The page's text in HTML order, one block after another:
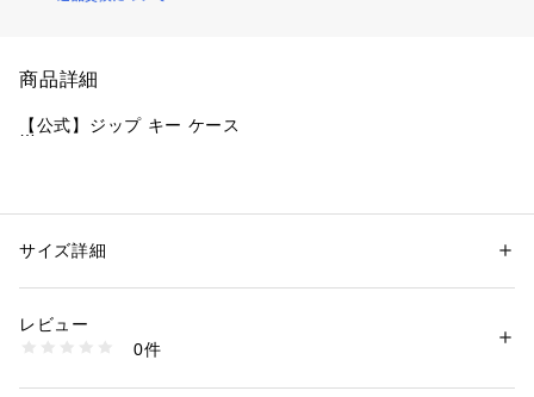
商品詳細
【公式】ジップ キー ケース
・外側にポケット
・縦7.5cm x 横11cm x マチ2cm
性別：メンズ
リー
1099000003746
サイズ詳細
レビュー
0件